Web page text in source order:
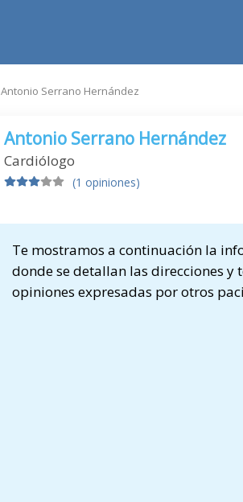
Antonio Serrano Hernández
Antonio Serrano Hernández
Cardiólogo
(1 opiniones)
Te mostramos a continuación la
donde se detallan las direcciones y
opiniones expresadas por otros